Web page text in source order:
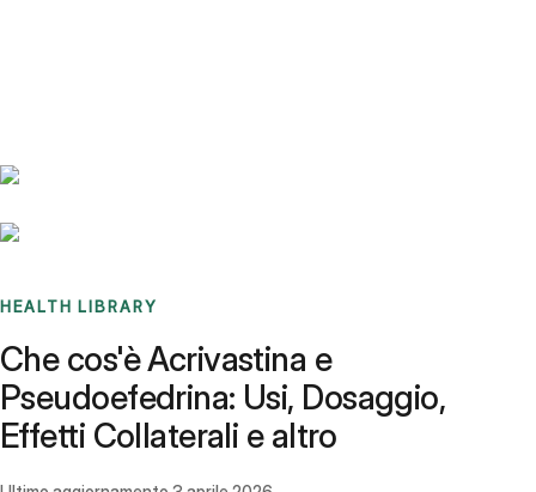
HEALTH LIBRARY
Che cos'è Acrivastina e
Pseudoefedrina: Usi, Dosaggio,
Effetti Collaterali e altro